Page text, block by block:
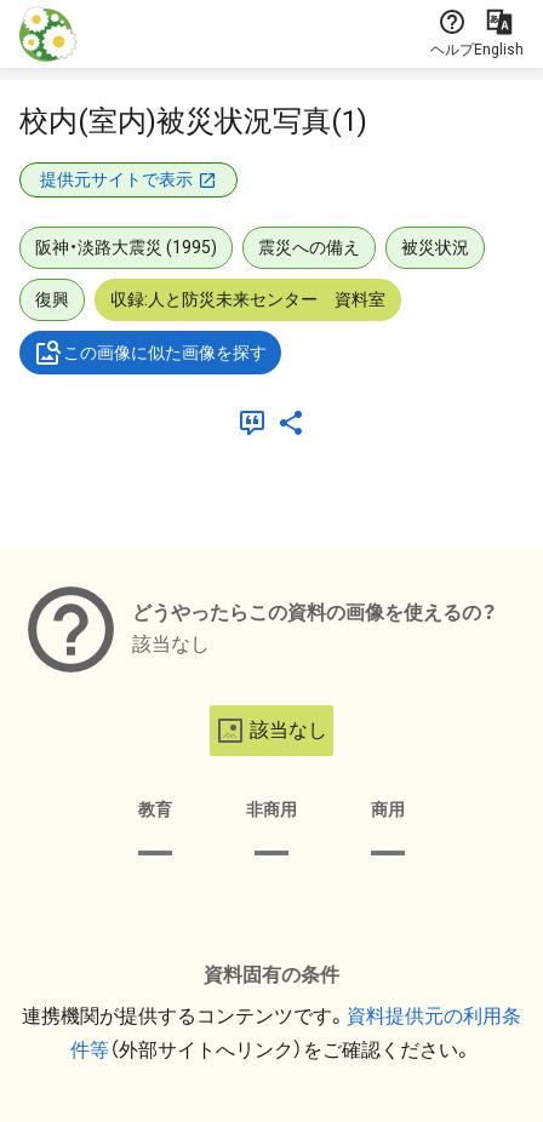
本文に飛ぶ
ヘルプEnglish
校内(室内)被災状況写真(1)
提供元サイトで表示
阪神・淡路大震災 (1995) 震災への備え 被災状況
復興 収録:人と防災未来センター 資料室
この画像に似た画像を探す
どうやったらこの資料の画像を使えるの？
該当なし
該当なし
教育 非商用 商用
資料固有の条件
連携機関が提供するコンテンツです。 資料提供元の利用条
件等（外部サイトへリンク）をご確認ください。